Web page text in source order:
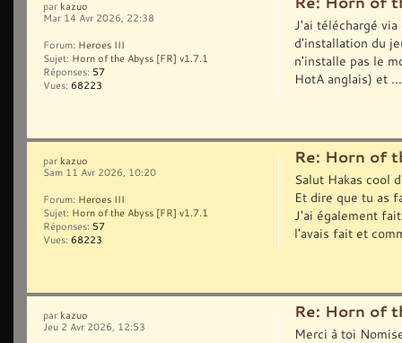
J'ai téléchargé
d'installation du
n'installe pas le
HotA anglais) et ...
par kazuo
Mar 14 Avr 2026, 22:38
Forum: Heroes III
Sujet: Horn of the Abyss [FR] v1.7.1
Réponses: 57
Vues: 68223
Re: Horn of
Salut Hakas cool
Et dire que tu as
J'ai également
l'avais fait et
par kazuo
Sam 11 Avr 2026, 10:20
Forum: Heroes III
Sujet: Horn of the Abyss [FR] v1.7.1
Réponses: 57
Vues: 68223
Re: Horn of
Merci à toi
par kazuo
Jeu 2 Avr 2026, 12:53